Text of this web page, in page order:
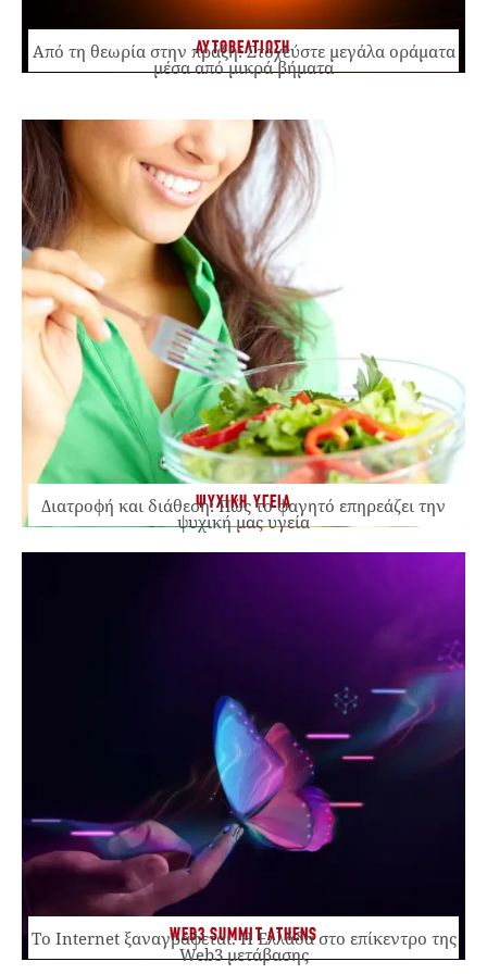
ΑΥΤΟΒΕΛΤΙΩΣΗ
Από τη θεωρία στην πράξη: Στοχεύστε μεγάλα οράματα
μέσα από μικρά βήματα
ΨΥΧΙΚΗ ΥΓΕΙΑ
Διατροφή και διάθεση: Πώς το φαγητό επηρεάζει την
ψυχική μας υγεία
WEB3 SUMMIT ATHENS
Το Internet ξαναγράφεται. Η Ελλάδα στο επίκεντρο της
Web3 μετάβασης